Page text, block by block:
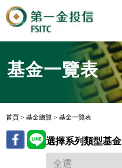
基金一覽表
首頁 > 基金總覽 > 基金一覽表
選擇系列類型基金